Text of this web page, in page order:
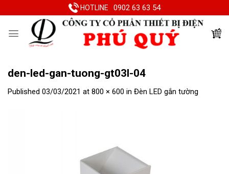
to
HOTLINE 0902 63 63 54
den-led-gan-tuong-gt03l-04
Published 03/03/2021 at 800 × 600 in Đèn LED gắn tường